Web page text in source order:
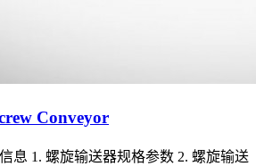
Conveyor
息 1. 螺旋输送器规格参数 2. 螺旋输送